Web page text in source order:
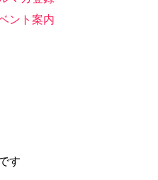
ント案内
す